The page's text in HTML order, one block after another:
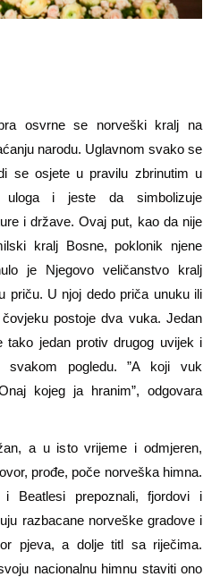
osvrne se norveški kralj na
narodu. Uglavnom svako se
se osjete u pravilu zbrinutim u
uloga i jeste da simbolizuje
i države. Ovaj put, kao da nije
kralj Bosne, poklonik njene
je Njegovo veličanstvo kralj
priču. U njoj dedo priča unuku ili
postoje dva vuka. Jedan
jedan protiv drugog uvijek i
pogledu. ”A koji vuk
kojeg ja hranim”, odgovara
a u isto vrijeme i odmjeren,
prođe, poče norveška himna.
Beatlesi prepoznali, fjordovi i
razbacane norveške gradove i
pjeva, a dolje titl sa riječima.
nacionalnu himnu staviti ono